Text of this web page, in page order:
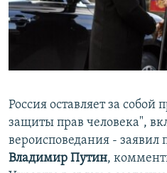
ПОБЕДИТЕЛЕЙ НЕ СУДЯТ?
ПРИСОЕДИНЯЙТЕСЬ!
Все сайты RFE/RL
Россия оставляет за собой
защиты прав человека",
вероисповедания - заявил
Владимир Путин,